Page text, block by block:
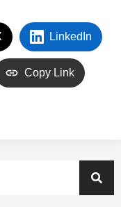
LinkedIn
Copy Link